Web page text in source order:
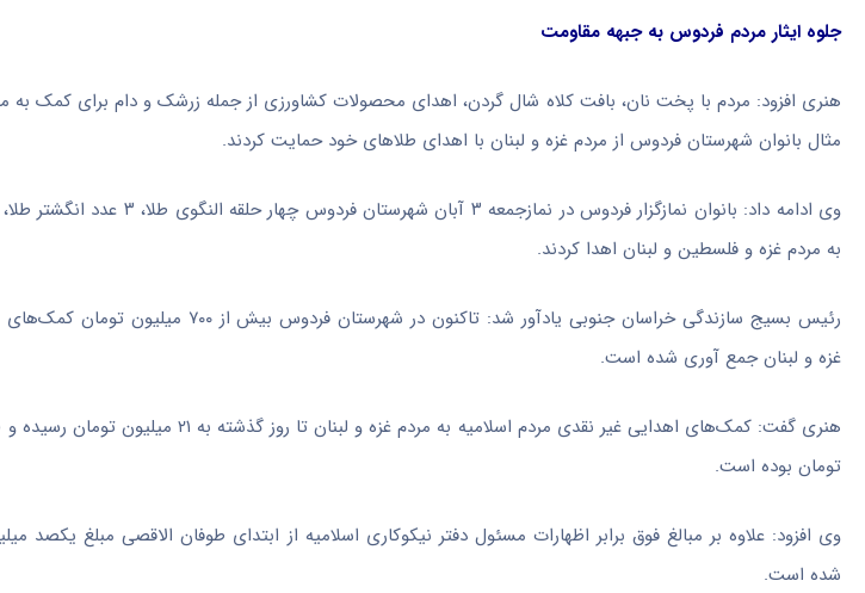
جلوه ایثار مردم فردوس به جبهه مقاومت
هنری افزود: مردم با پخت نان، بافت کلاه شال گردن، اهدای محصولات کشاورزی از جمله زرشک و دام برای کمک به
مثال بانوان شهرستان فردوس از مردم غزه و لبنان با اهدای طلاهای خود حمایت کردند.
وی ادامه داد: بانوان نمازگزار فردوس
به مردم غزه و فلسطین و لبنان اهدا کردند.
️رئیس بسیج سازندگی خراسان جنوبی یادآور شد:
غزه و لبنان جمع آوری شده است.
تومان بوده است.
وی افزود: علاوه بر مبالغ فوق برابر اظهارات مسئول دفتر نیکوکاری اسلامیه از ابتدای طوفان الاقصی مبلغ یکصد
شده است.